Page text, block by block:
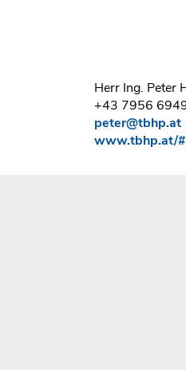
Herr Ing. Peter
+43 7956
peter@tbhp.at
www.tbhp.at/